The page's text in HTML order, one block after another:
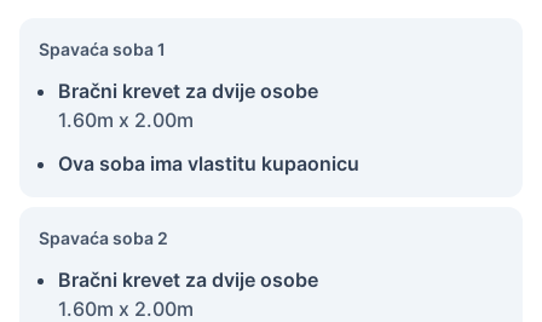
Spavaća soba 1
Bračni krevet za dvije osobe
1.60m x 2.00m
Ova soba ima vlastitu kupaonicu
Spavaća soba 2
Bračni krevet za dvije osobe
1.60m x 2.00m